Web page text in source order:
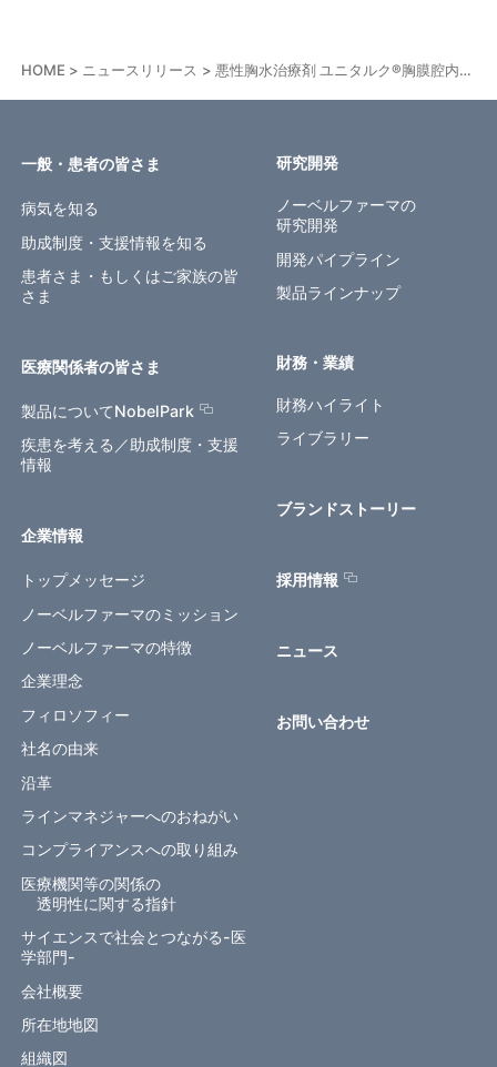
HOME ニュースリリース 悪性胸水治療剤 ユニタルク®胸膜腔内注入用懸濁剤4g 販売開始
一般・患者の皆さま
病気を知る
助成制度・支援情報を知る
患者さま・もしくはご家族の皆
さま
医療関係者の皆さま
製品についてNobelPark
疾患を考える／助成制度・支援
情報
企業情報
トップメッセージ
ノーベルファーマのミッション
ノーベルファーマの特徴
企業理念
フィロソフィー
社名の由来
沿革
ラインマネジャーへのおねがい
コンプライアンスへの取り組み
医療機関等の関係の
透明性に関する指針
サイエンスで社会とつながる-医
学部門-
会社概要
所在地地図
組織図
研究開発
ノーベルファーマの
研究開発
開発パイプライン
製品ラインナップ
財務・業績
財務ハイライト
ライブラリー
ブランドストーリー
採用情報
ニュース
お問い合わせ